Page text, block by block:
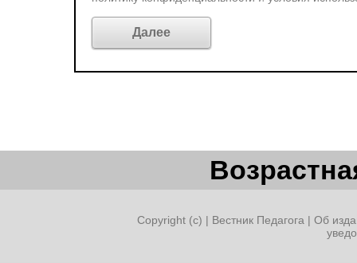
Copyright (c) | Вестник Педагога | Об